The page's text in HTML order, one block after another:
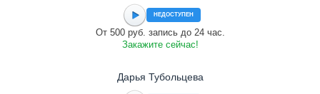
НЕДОСТУПЕН
От 500 руб. запись до 24 час.
Закажите сейчас!
Дарья Тубольцева